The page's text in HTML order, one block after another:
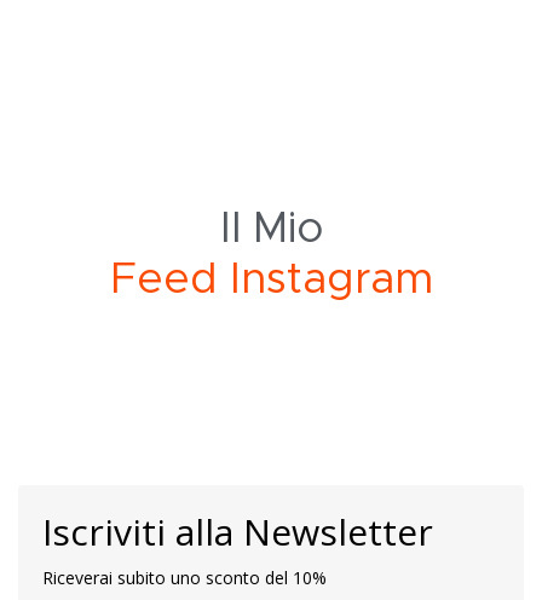
Il Mio
F ed Instagram
Iscriviti alla Newsletter
Riceverai subito uno sconto del 10%